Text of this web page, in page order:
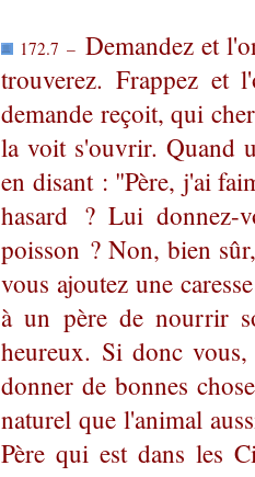
172.7 –Demandez et
trouverez. Frappez et
demande reçoit, qui
la voit s'ouvrir. Quand
en disant : "Père, j'ai
hasard ? Lui donnez-
poisson ? Non, bien
vous ajoutez une
à un père de nourrir
heureux. Si donc
donner de bonnes
naturel que l'animal
Père qui est dans les